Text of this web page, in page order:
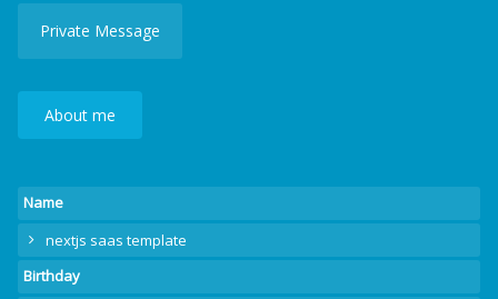
Private Message
About me
Name
nextjs saas template
Birthday